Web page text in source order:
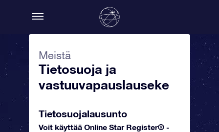
Meistä
Tietosuoja ja
vastuuvapauslauseke
Tietosuojalausunto
Voit käyttää Online Star Register® -